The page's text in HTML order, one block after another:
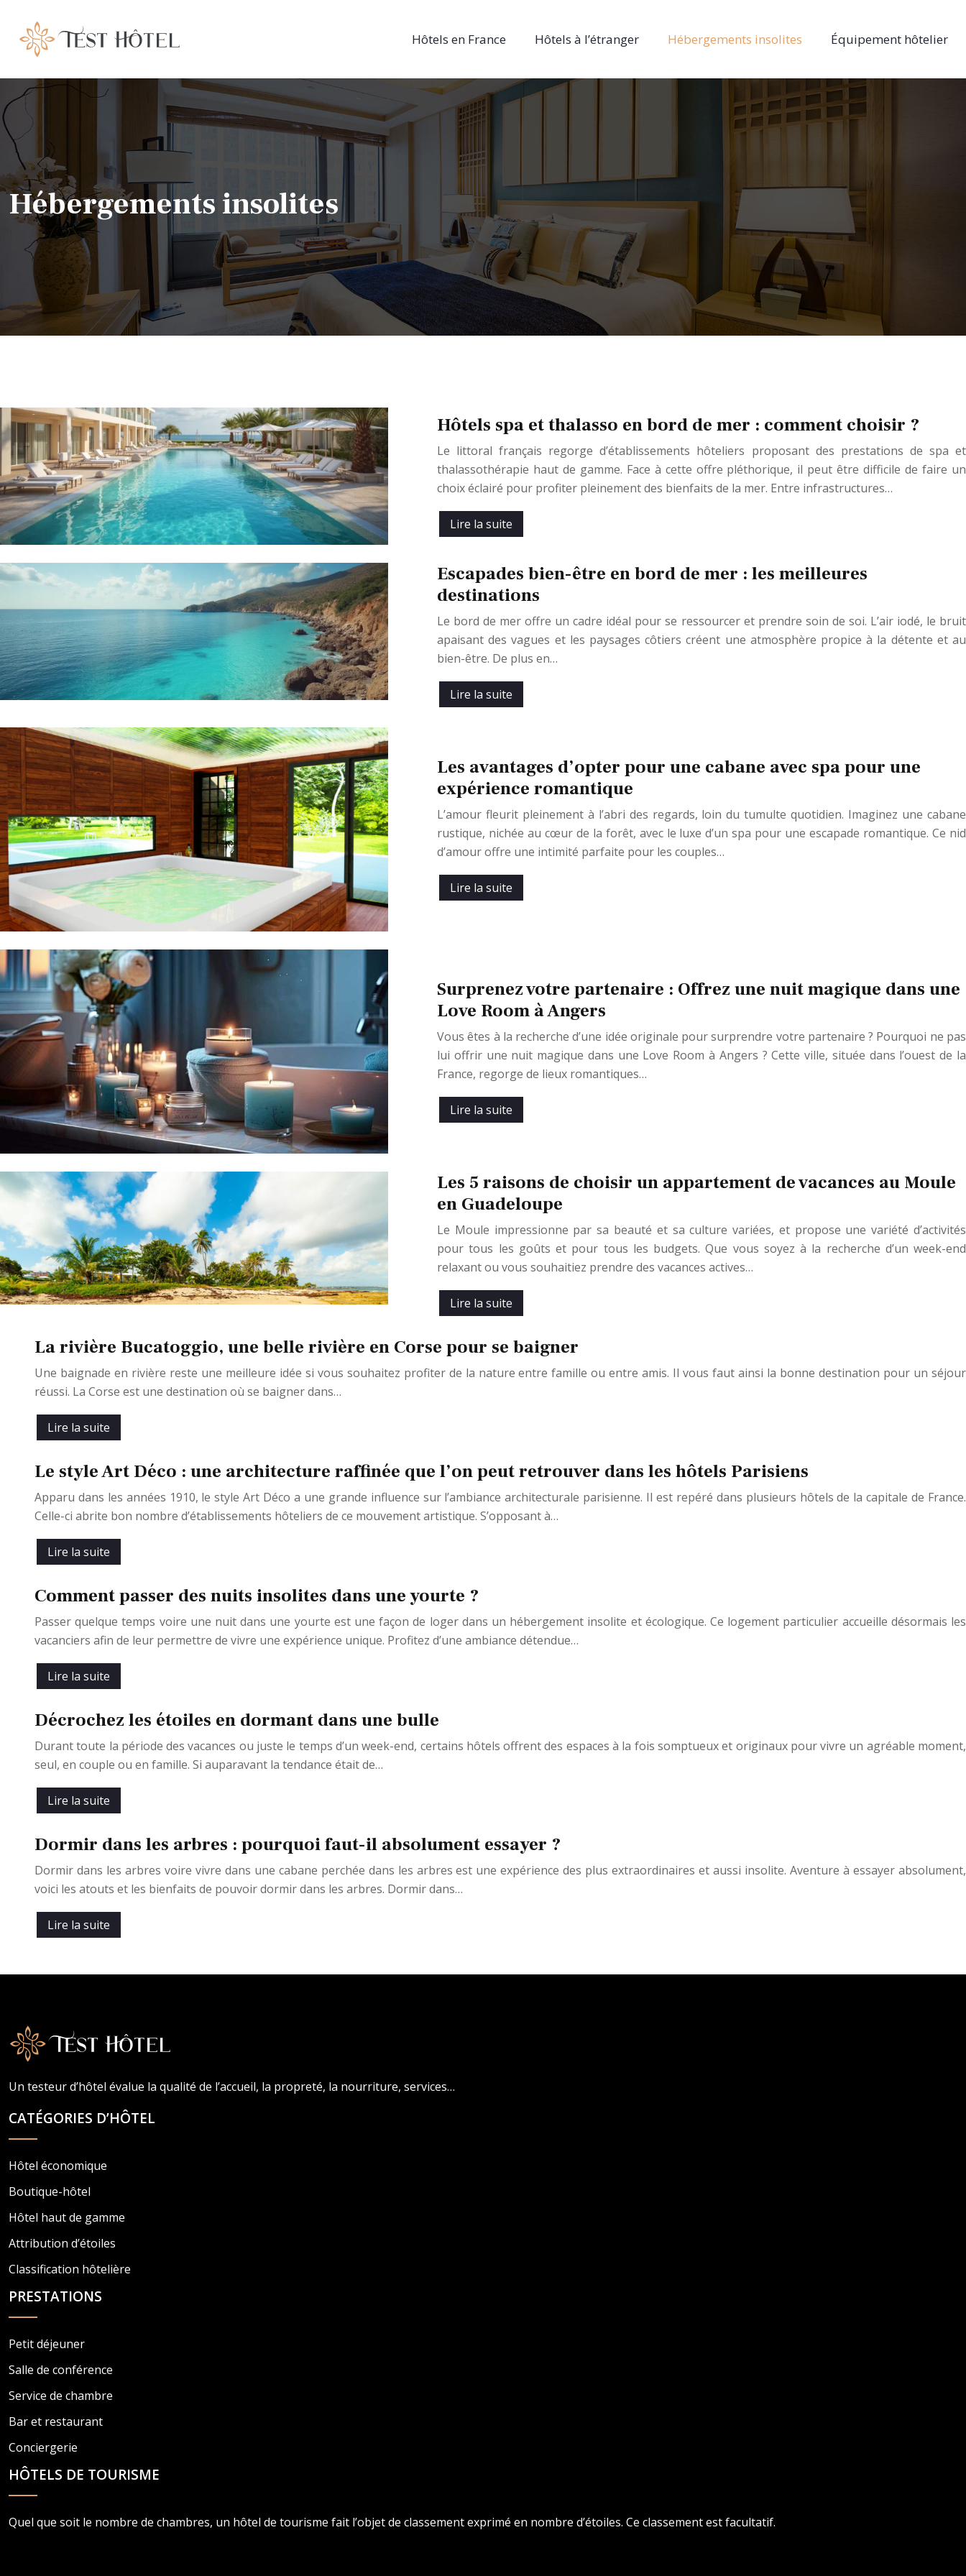
Hôtels en France Hôtels à l’étranger Hébergements insolites Équipement hôtelier
Hébergements insolites
Hôtels spa et thalasso en bord de mer : comment choisir ?
Le littoral français regorge d’établissements hôteliers proposant des prestations de spa et
thalassothérapie haut de gamme. Face à cette offre pléthorique, il peut être difficile de faire un
choix éclairé pour profiter pleinement des bienfaits de la mer. Entre infrastructures…
Lire la suite
Escapades bien-être en bord de mer : les meilleures
destinations
Le bord de mer offre un cadre idéal pour se ressourcer et prendre soin de soi. L’air iodé, le bruit
apaisant des vagues et les paysages côtiers créent une atmosphère propice à la détente et au
bien-être. De plus en…
Lire la suite
Les avantages d’opter pour une cabane avec spa pour une
expérience romantique
L’amour fleurit pleinement à l’abri des regards, loin du tumulte quotidien. Imaginez une cabane
rustique, nichée au cœur de la forêt, avec le luxe d’un spa pour une escapade romantique. Ce nid
d’amour offre une intimité parfaite pour les couples…
Lire la suite
Surprenez votre partenaire : Offrez une nuit magique dans une
Love Room à Angers
Vous êtes à la recherche d’une idée originale pour surprendre votre partenaire ? Pourquoi ne pas
lui offrir une nuit magique dans une Love Room à Angers ? Cette ville, située dans l’ouest de la
France, regorge de lieux romantiques…
Lire la suite
Les 5 raisons de choisir un appartement de vacances au Moule
en Guadeloupe
Le Moule impressionne par sa beauté et sa culture variées, et propose une variété d’activités
pour tous les goûts et pour tous les budgets. Que vous soyez à la recherche d’un week-end
relaxant ou vous souhaitiez prendre des vacances actives…
Lire la suite
La rivière Bucatoggio, une belle rivière en Corse pour se baigner
Une baignade en rivière reste une meilleure idée si vous souhaitez profiter de la nature entre famille ou entre amis. Il vous faut ainsi la bonne destination pour un séjour
réussi. La Corse est une destination où se baigner dans…
Lire la suite
Le style Art Déco : une architecture raffinée que l’on peut retrouver dans les hôtels Parisiens
Apparu dans les années 1910, le style Art Déco a une grande influence sur l’ambiance architecturale parisienne. Il est repéré dans plusieurs hôtels de la capitale de France.
Celle-ci abrite bon nombre d’établissements hôteliers de ce mouvement artistique. S’opposant à…
Lire la suite
Comment passer des nuits insolites dans une yourte ?
Passer quelque temps voire une nuit dans une yourte est une façon de loger dans un hébergement insolite et écologique. Ce logement particulier accueille désormais les
vacanciers afin de leur permettre de vivre une expérience unique. Profitez d’une ambiance détendue…
Lire la suite
Décrochez les étoiles en dormant dans une bulle
Durant toute la période des vacances ou juste le temps d’un week-end, certains hôtels offrent des espaces à la fois somptueux et originaux pour vivre un agréable moment,
seul, en couple ou en famille. Si auparavant la tendance était de…
Lire la suite
Dormir dans les arbres : pourquoi faut-il absolument essayer ?
Dormir dans les arbres voire vivre dans une cabane perchée dans les arbres est une expérience des plus extraordinaires et aussi insolite. Aventure à essayer absolument,
voici les atouts et les bienfaits de pouvoir dormir dans les arbres. Dormir dans…
Lire la suite
Un testeur d’hôtel évalue la qualité de l’accueil, la propreté, la nourriture, services…
CATÉGORIES D’HÔTEL
Hôtel économique
Boutique-hôtel
Hôtel haut de gamme
Attribution d’étoiles
Classification hôtelière
PRESTATIONS
Petit déjeuner
Salle de conférence
Service de chambre
Bar et restaurant
Conciergerie
HÔTELS DE TOURISME
Quel que soit le nombre de chambres, un hôtel de tourisme fait l’objet de classement exprimé en nombre d’étoiles. Ce classement est facultatif.